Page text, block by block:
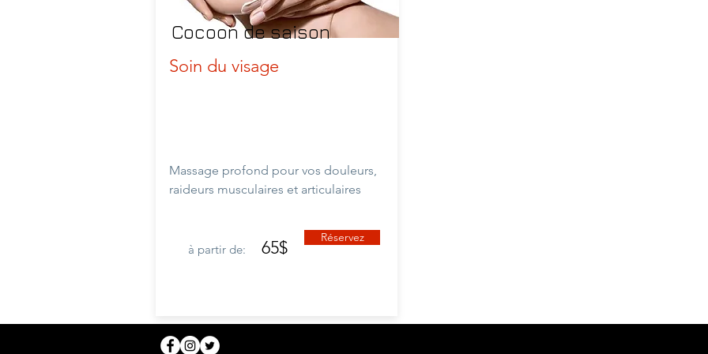
Cocoon de saison
Soin du visage
Massage profond pour vos douleurs,
raideurs musculaires et articulaires
à partir de: 65$ Réservez